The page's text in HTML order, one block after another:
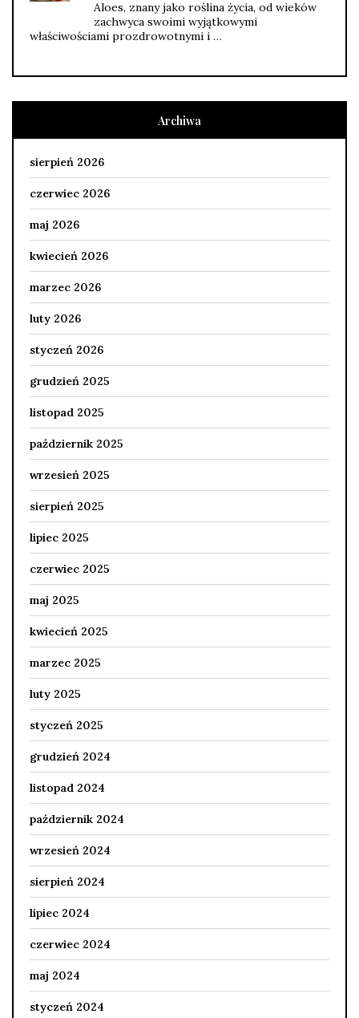
Aloes, znany jako roślina życia, od wieków
zachwyca swoimi wyjątkowymi
właściwościami prozdrowotnymi i …
Archiwa
sierpień 2026
czerwiec 2026
maj 2026
kwiecień 2026
marzec 2026
luty 2026
styczeń 2026
grudzień 2025
listopad 2025
październik 2025
wrzesień 2025
sierpień 2025
lipiec 2025
czerwiec 2025
maj 2025
kwiecień 2025
marzec 2025
luty 2025
styczeń 2025
grudzień 2024
listopad 2024
październik 2024
wrzesień 2024
sierpień 2024
lipiec 2024
czerwiec 2024
maj 2024
styczeń 2024